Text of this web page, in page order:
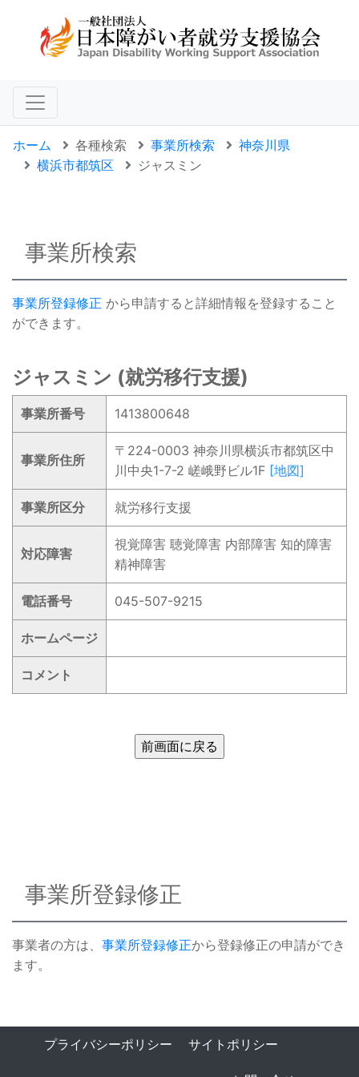
ホーム 各種検索 事業所検索
神奈川県
横浜市都筑区
ジャスミン
事業所検索
事業所登録修正 から申請すると詳細情報を登録すること
ができます。
ジャスミン (就労移行支援)
事業所番号 1413800648
事業所住所
〒224-0003 神奈川県横浜市都筑区中
川中央1-7-2 嵯峨野ビル1F [地図]
事業所区分 就労移行支援
対応障害
視覚障害 聴覚障害 内部障害 知的障害
精神障害
電話番号 045-507-9215
ホームページ
コメント
事業所登録修正
事業者の方は、 事業所登録修正から登録修正の申請ができ
ます。
プライバシーポリシー サイトポリシー